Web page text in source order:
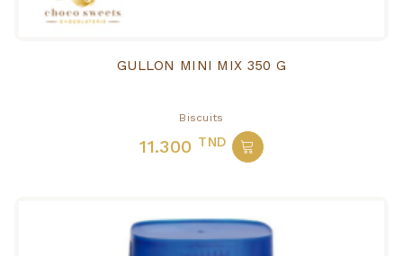
GULLON MINI MIX 350 G
Biscuits
11.300 TND